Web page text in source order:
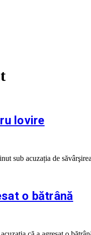
lovire
sub acuzația de
o bătrână